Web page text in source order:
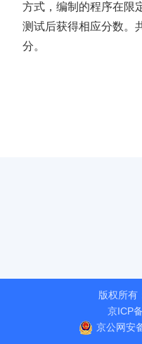
方式，编制的程序在限
测试后获得相应分数。
分。
版权所有
京ICP
京公网安